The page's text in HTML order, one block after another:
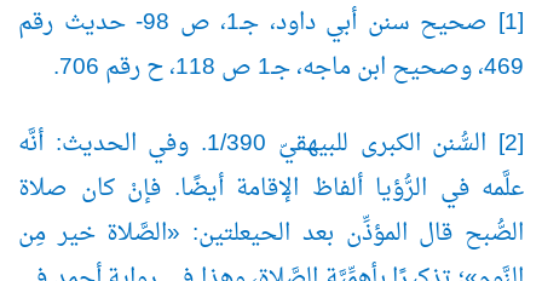
[1] صحيح سنن أبي داود، جـ1، ص 98- حديث رقم
469، وصحيح ابن ماجه، جـ1 ص 118، ح رقم 706.
[2] السُّنن الكبرى للبيهقيّ 1/390. وفي الحديث: أنَّه
علَّمه في الرُّؤيا ألفاظ الإقامة أيضًا. فإنْ كان صلاة
الصُّبح قال المؤذِّن بعد الحيعلتين: «الصَّلاة خير مِن